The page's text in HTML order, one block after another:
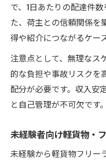
で、1日あたりの配達件
た、荷主との信頼関係を
得や紹介につながるケー
注意点として、無理なス
的な負担や事故リスクを
配分が必要です。収入安
と自己管理が不可欠です。
未経験者向け軽貨物・
未経験から軽貨物フリー